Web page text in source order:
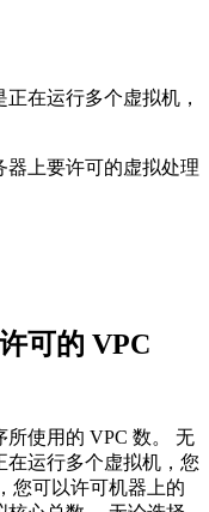
在运行多个虚拟机，
上要许可的虚拟处理
可的 VPC
使用的 VPC 数。 无
运行多个虚拟机，您
您可以许可机器上的